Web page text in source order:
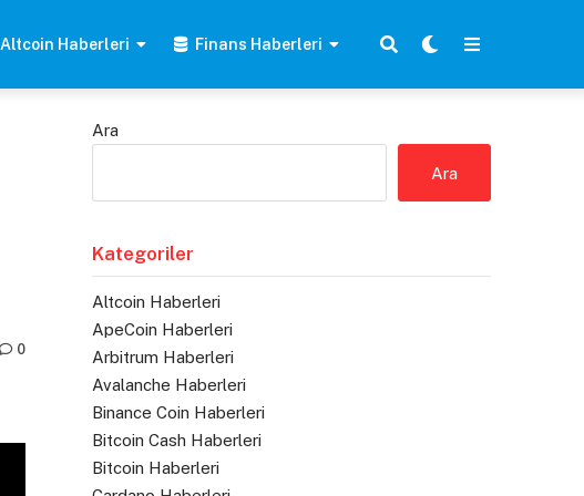
Altcoin Haberleri Finans Haberleri
0
Ara
Ara
Kategoriler
Altcoin Haberleri
ApeCoin Haberleri
Arbitrum Haberleri
Avalanche Haberleri
Binance Coin Haberleri
Bitcoin Cash Haberleri
Bitcoin Haberleri